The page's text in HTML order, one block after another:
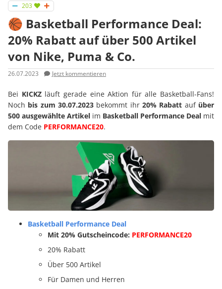
203
🏀 Basketball Performance Deal:
20% Rabatt auf über 500 Artikel
von Nike, Puma & Co.
26.07.2023 Jetzt kommentieren
Bei KICKZläuft gerade eine Aktion für alle Basketball-Fans!
Noch bis zum 30.07.2023 bekommt ihr20% Rabatt auf über
500 ausgewählte Artikel im Basketball Performance Deal mit
dem Code PERFORMANCE20.
Basketball Performance Deal
Mit 20% Gutscheincode: PERFORMANCE20
20% Rabatt
Über 500 Artikel
Für Damen und Herren